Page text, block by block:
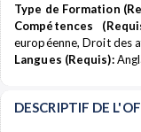
Type de Formation
Compétences
européenne, Droit des
Langues (Requis):
DESCRIPTIF DE